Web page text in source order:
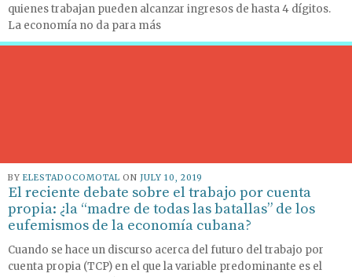
quienes trabajan pueden alcanzar ingresos de hasta 4 dígitos.
La economía no da para más
BY ELESTADOCOMOTAL ON JULY 10, 2019
El reciente debate sobre el trabajo por cuenta
propia: ¿la “madre de todas las batallas” de los
eufemismos de la economía cubana?
Cuando se hace un discurso acerca del futuro del trabajo por
cuenta propia (TCP) en el que la variable predominante es el